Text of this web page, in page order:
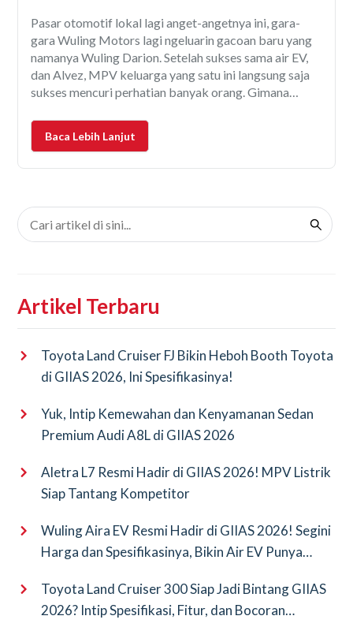
Pasar otomotif lokal lagi anget-angetnya ini, gara-
gara Wuling Motors lagi ngeluarin gacoan baru yang
namanya Wuling Darion. Setelah sukses sama air EV,
dan Alvez, MPV keluarga yang satu ini langsung saja
sukses mencuri perhatian banyak orang. Gimana
teknologi sekaligus: yaitu EV (listrik murni) dan PHEV
(hybrid). Gara-gara
Baca Lebih Lanjut
Artikel Terbaru
Toyota Land Cruiser FJ Bikin Heboh Booth Toyota
di GIIAS 2026, Ini Spesifikasinya!
Yuk, Intip Kemewahan dan Kenyamanan Sedan
Premium Audi A8L di GIIAS 2026
Aletra L7 Resmi Hadir di GIIAS 2026! MPV Listrik
Siap Tantang Kompetitor
Wuling Aira EV Resmi Hadir di GIIAS 2026! Segini
Harga dan Spesifikasinya, Bikin Air EV Punya
Toyota Land Cruiser 300 Siap Jadi Bintang GIIAS
2026? Intip Spesifikasi, Fitur, dan Bocoran